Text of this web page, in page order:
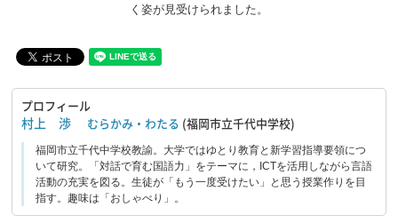
く姿が見受けられました。
プロフィール
村上 渉 むらかみ・わたる (福岡市立千代中学校)
福岡市立千代中学校教諭。大学ではゆとり教育と新学習指導要領につ
いて研究。「対話で育む国語力」をテーマに，ICTを活用しながら言語
活動の充実を図る。生徒が「もう一度受けたい」と思う授業作りを目
指す。趣味は「おしゃべり」。